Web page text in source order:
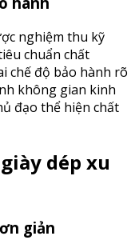
nghiệm thu kỹ
chuẩn chất
chế độ bảo hành rõ
không gian kinh
đạo thể hiện chất
dép xu
giản